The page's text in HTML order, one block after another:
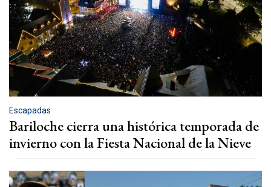
Escapadas
Bariloche cierra una histórica temporada de
invierno con la Fiesta Nacional de la Nieve